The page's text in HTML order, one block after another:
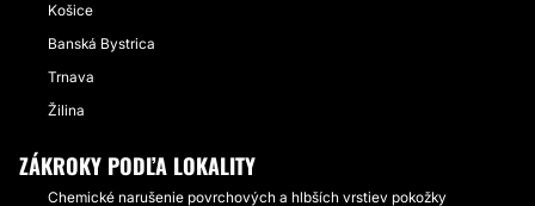
Košice
Banská Bystrica
Trnava
Žilina
ZÁKROKY PODĽA LOKALITY
Chemické narušenie povrchových a hlbších vrstiev pokožky